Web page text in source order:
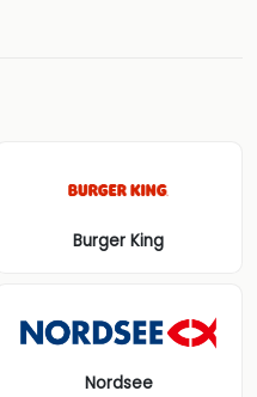
Burger King
Nordsee